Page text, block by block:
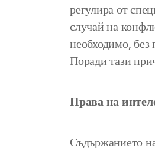
регулира от
случай на
необходимо, без
Поради тази
Права на
Съдържанието